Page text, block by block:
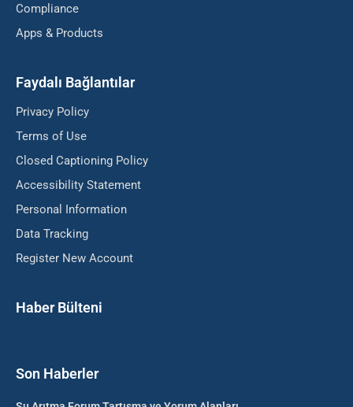
Compliance
Apps & Products
Faydalı Bağlantılar
Privacy Policy
Terms of Use
Closed Captioning Policy
Accessibility Statement
Personal Information
Data Tracking
Register New Account
Haber Bülteni
Son Haberler